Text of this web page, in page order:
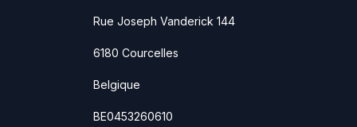
Rue Joseph Vanderick 144
6180 Courcelles
Belgique
BE0453260610